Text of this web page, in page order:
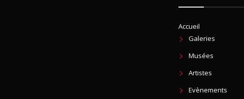
Accueil
Galeries
Musées
Artistes
Evènements